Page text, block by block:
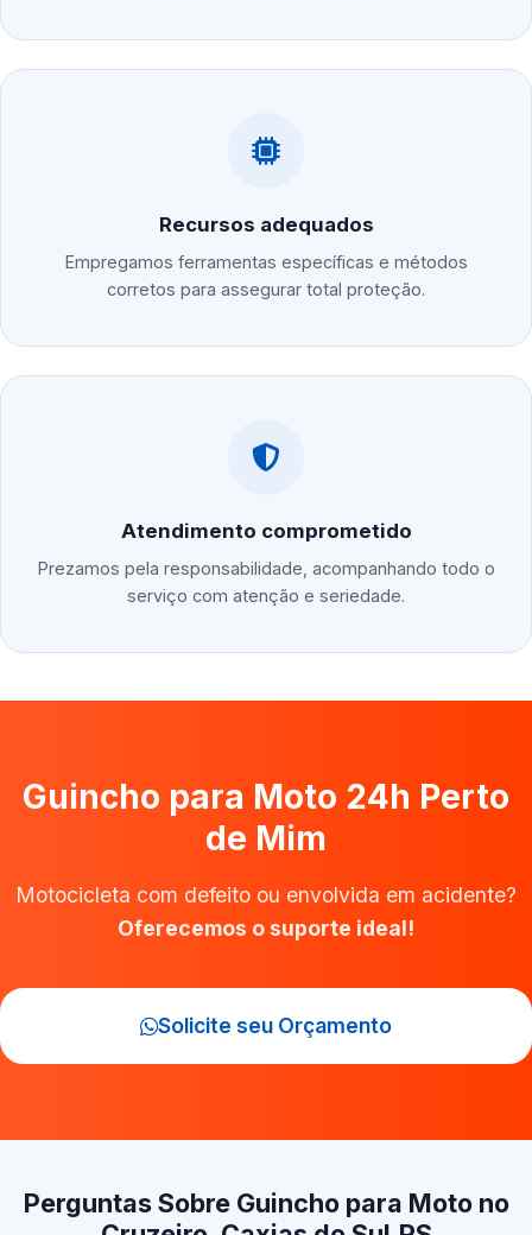
Recursos adequados
Empregamos ferramentas específicas e métodos
corretos para assegurar total proteção.
Atendimento comprometido
Prezamos pela responsabilidade, acompanhando todo o
serviço com atenção e seriedade.
Guincho para Moto 24h Perto
de Mim
Motocicleta com defeito ou envolvida em acidente?
Oferecemos o suporte ideal!
Solicite seu Orçamento
Perguntas Sobre Guincho para Moto no